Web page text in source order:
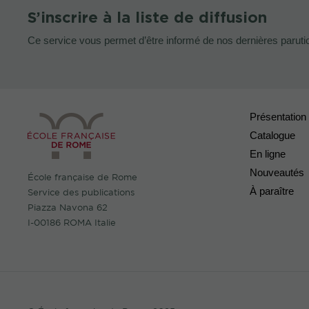
S’inscrire à la liste de diffusion
Ce service vous permet d’être informé de nos dernières
École française de Rome
Service des publications
Piazza Navona 62
I-00186 ROMA Italie
Présentation
Catalogue
En ligne
Nouveautés
À paraître